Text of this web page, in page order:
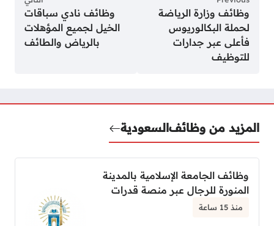
وظائف وزارة الرياضة
لحملة البكالوريوس
فأعلى عبر جدارات
للتوظيف
وظائف نادي سباقات
الخيل لجميع المؤهلات
بالرياض والطائف
المزيد من وظائفالسعودية
وظائف الجامعة الإسلامية بالمدينة
المنورة للرجال عبر منصة قدرات
منذ 15 ساعة